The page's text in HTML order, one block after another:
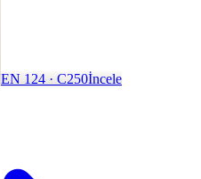
EN 124 · C250İncele